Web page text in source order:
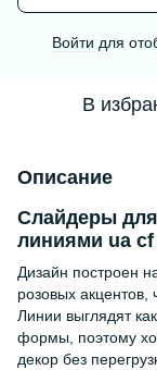
Войти для
В
Описание
Слайдеры
линиями ua cf
Дизайн построен
розовых акцентов,
Линии выглядят
формы, поэтому
декор без